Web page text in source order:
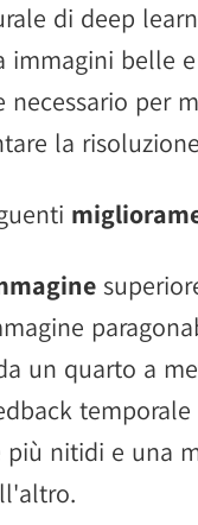
di deep
immagini belle
per
la
un quarto a
nitidi e una